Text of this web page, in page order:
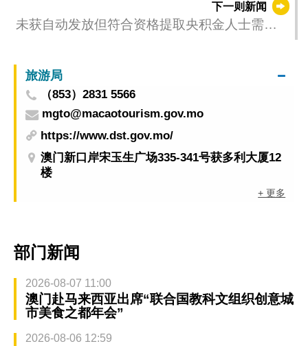
下一则新闻
未获自动发放但符合资格提取央积金人士需自
旅游局
（853）2831 5566
mgto@macaotourism.gov.mo
https://www.dst.gov.mo/
澳门新口岸宋玉生广场335-341号获多利大厦12
楼
+ 更多
部门新闻
2026-08-07 11:00
澳门赴马来西亚出席“联合国教科文组织创意城
市美食之都年会”
2026-08-06 12:59